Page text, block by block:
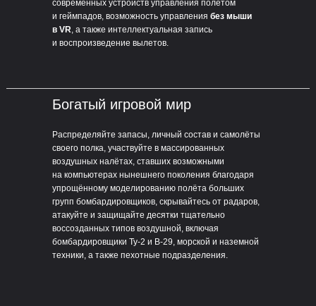
современных устройств управления полётом
и геймпадов, возможность управления без мыши
в VR, а также интеллектуальная запись
и воспроизведение вылетов.
Распределяйте запасы, личный состав и самолёты
своего полка, участвуйте в массированных
воздушных налётах, ставших возможными
на компьютерах нынешнего поколения благодаря
упрощённому моделированию полёта больших
групп бомбардировщиков, скрывайтесь от радаров,
атакуйте и защищайте десятки тщательно
воссозданных типов воздушной, включая
бомбардировщики Ту-2 и B-29, морской и наземной
техники, а также пехотные подразделения.
Богатый игровой мир